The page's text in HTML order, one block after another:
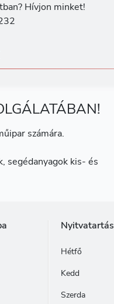
Hívjon minket!
számára.
segédanyagok kis- és
Nyitvatartás
Hétfő
Kedd
Szerda